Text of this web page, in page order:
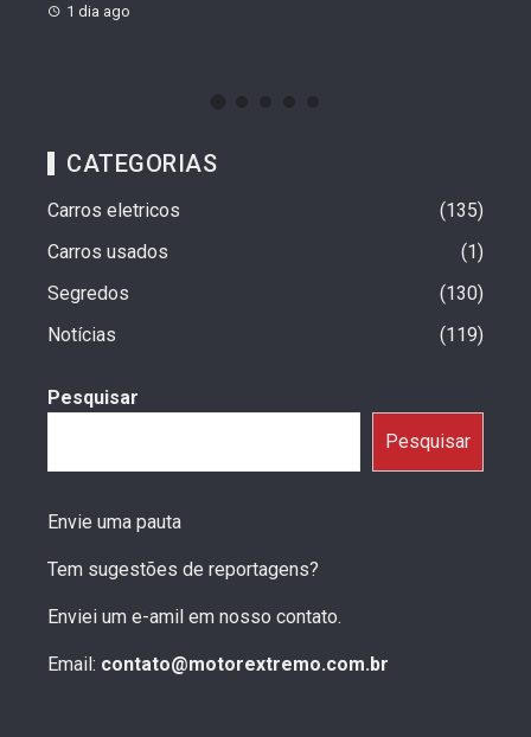
1 dia ago
CATEGORIAS
Carros eletricos
135
Carros usados
1
Segredos
130
Notícias
119
Pesquisar
Pesquisar
Envie uma pauta
Tem sugestões de reportagens?
Enviei um e-amil em nosso contato.
Email: contato@motorextremo.com.br